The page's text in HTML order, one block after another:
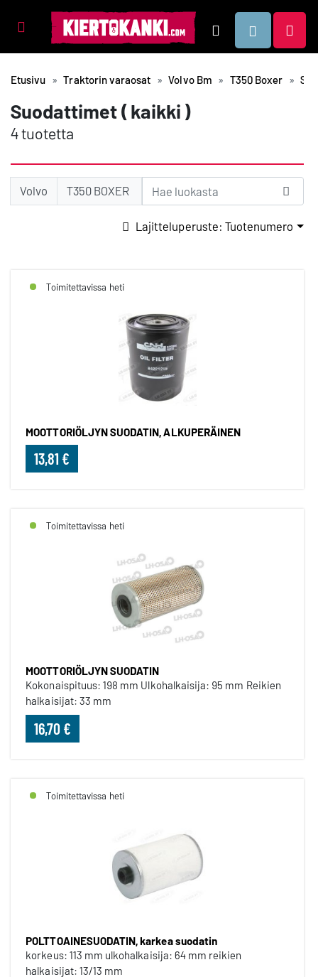
Tuotealueet Hae
Etusivu Traktorin varaosat Volvo Bm T350 Boxer
Suodattimet ( kaikki )
4 tuotetta
Volvo T350 BOXER
Lajitteluperuste: Tuotenumero
Toimitettavissa heti
MOOTTORIÖLJYN SUODATIN, ALKUPERÄINEN
13,81 €
Toimitettavissa heti
MOOTTORIÖLJYN SUODATIN
Kokonaispituus: 198 mm Ulkohalkaisija: 95 mm Reikien
halkaisijat: 33 mm
16,70 €
Toimitettavissa heti
POLTTOAINESUODATIN, karkea suodatin
korkeus: 113 mm ulkohalkaisija: 64 mm reikien
halkaisijat: 13/13 mm